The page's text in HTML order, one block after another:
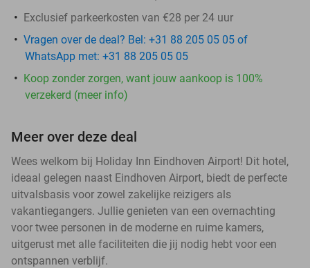
Exclusief parkeerkosten van €28 per 24 uur
Vragen over de deal? Bel: +31 88 205 05 05 of
WhatsApp met: +31 88 205 05 05
Koop zonder zorgen, want jouw aankoop is 100%
verzekerd (meer info)
Meer over deze deal
Wees welkom bij Holiday Inn Eindhoven Airport! Dit hotel,
ideaal gelegen naast Eindhoven Airport, biedt de perfecte
uitvalsbasis voor zowel zakelijke reizigers als
vakantiegangers. Jullie genieten van een overnachting
voor twee personen in de moderne en ruime kamers,
uitgerust met alle faciliteiten die jij nodig hebt voor een
ontspannen verblijf.